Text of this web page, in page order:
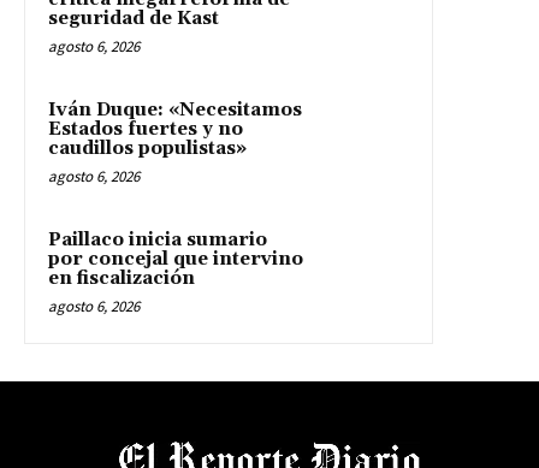
seguridad de Kast
agosto 6, 2026
Iván Duque: «Necesitamos
Estados fuertes y no
caudillos populistas»
agosto 6, 2026
Paillaco inicia sumario
por concejal que intervino
en fiscalización
agosto 6, 2026